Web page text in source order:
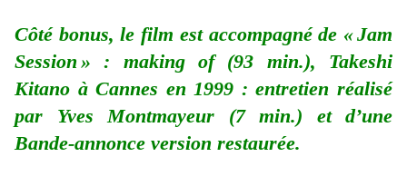
Côté bonus, le film est accompagné de « Jam
Session » : making of (93 min.), Takeshi
Kitano à Cannes en 1999 : entretien réalisé
par Yves Montmayeur (7 min.) et d’une
Bande-annonce version restaurée.